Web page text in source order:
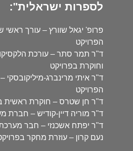
לספרות ישראלית":
פרופ' יגאל שוורץ – עורך ראשי
הפרויקט
ד"ר תמר סתר – עורכת
וחוקרת בפרויקט
ד"ר איתי מרינברג-מיליקובסקי
הפרויקט
ד"ר חן שטרס – חוקרת ראשית
ד"ר מוריה דיין-קודיש – חברת
ד"ר יפתח אשכנזי – חבר
נעם קרון – עוזרת מחקר